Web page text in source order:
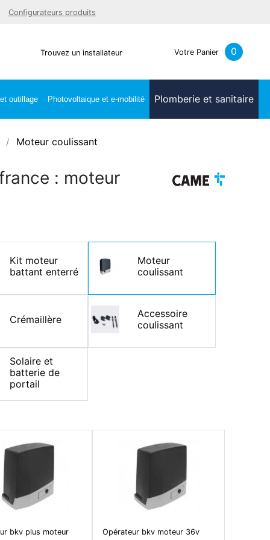
Configurateurs produits
Trouvez un installateur Votre Panier 0
outillage Photovoltaique et e-mobilité Plomberie et sanitaire
Moteur coulissant
: moteur
Kit moteur
battant enterré
Moteur
coulissant
Crémaillère
Accessoire
coulissant
Solaire et
batterie de
portail
bkv plus moteur
Opérateur bkv moteur 36v